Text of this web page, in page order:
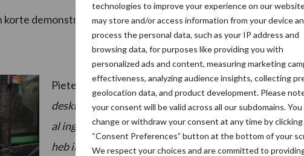
technologies to improve your experience on our
may store and/or access information from your device
process the personal data, such as your IP address and
browsing data, for purposes like providing you with
personalized ads and content, measuring marketing
effectiveness, analyzing audience insights, collecting
geolocation data, and product development. Please
your consent will be valid across all our subdomains. You
change or withdraw your consent at any time by
“Consent Preferences” button at the bottom of your
We respect your choices and are committed to
korte demonstratie.
Pieter Vanmerhaeghe:“Met CropVision kan ik mooi
desktop het voorbereidend werk doen, mijn gewassen
al ingetekend, de App loopt synchroon mee.” “Pen en
heb ik al lang niet meer bij me”, vertelt Pieter, “alles